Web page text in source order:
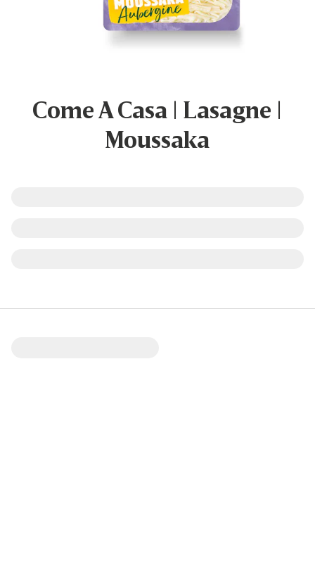
Come A Casa | Lasagne |
Moussaka